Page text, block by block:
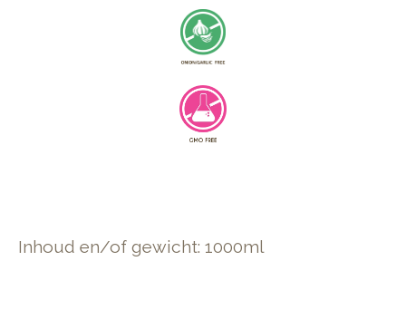
Inhoud en/of gewicht: 1000ml